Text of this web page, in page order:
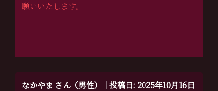
願いいたします。
なかやま さん（男性）｜投稿日: 2025年10月16日